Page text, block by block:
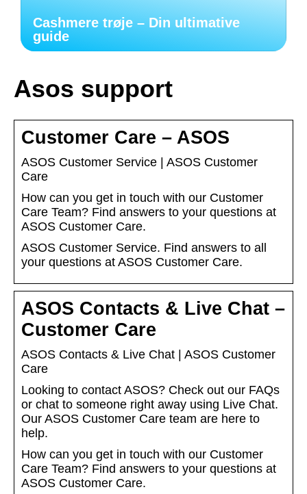
Cashmere trøje – Din ultimative
guide
Asos support
Customer Care – ASOS
ASOS Customer Service | ASOS Customer
Care
How can you get in touch with our Customer
Care Team? Find answers to your questions at
ASOS Customer Care.
ASOS Customer Service. Find answers to all
your questions at ASOS Customer Care.
ASOS Contacts & Live Chat –
Customer Care
ASOS Contacts & Live Chat | ASOS Customer
Care
Looking to contact ASOS? Check out our FAQs
or chat to someone right away using Live Chat.
Our ASOS Customer Care team are here to
help.
How can you get in touch with our Customer
Care Team? Find answers to your questions at
ASOS Customer Care.